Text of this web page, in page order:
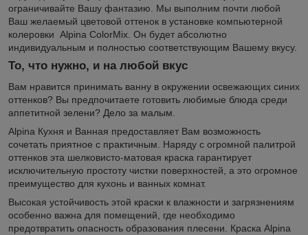
ограничивайте Вашу фантазию. Мы выполним почти любой
Ваш желаемый цветовой оттенок в установке компьютерной
колеровки Alpina ColorMix. Он будет абсолютно
индивидуальным и полностью соответствующим Вашему вкусу.
То, что нужно, и на любой вкус
Вам нравится принимать ванну в окружении освежающих синих
оттенков? Вы предпочитаете готовить любимые блюда среди
аппетитной зелени? Дело за малым.
Alpina Кухня и Ванная предоставляет Вам возможность
сочетать приятное с практичным. Наряду с огромной палитрой
оттенков эта шелковисто-матовая краска гарантирует
исключительную простоту чистки поверхностей, а это огромное
преимущество для кухонь и ванных комнат.
Высокая устойчивость этой краски к влажности и загрязнениям
особенно важна для помещений, где необходимо
предотвратить опасность образования плесени. Краска Alpina